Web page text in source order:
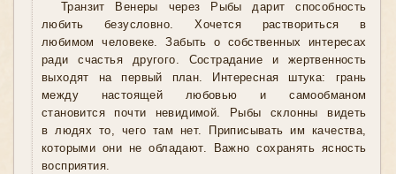
Транзит Венеры через Рыбы дарит способность
любить безусловно. Хочется раствориться в
любимом человеке. Забыть о собственных интересах
ради счастья другого. Сострадание и жертвенность
выходят на первый план. Интересная штука: грань
между настоящей любовью и самообманом
становится почти невидимой. Рыбы склонны видеть
в людях то, чего там нет. Приписывать им качества,
которыми они не обладают. Важно сохранять ясность
восприятия.